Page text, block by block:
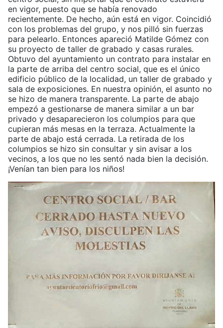
en vigor, puesto que se había renovado
recientemente. De hecho, aún está en vigor. Coincidió
con los problemas del grupo, y nos pilló sin fuerzas
para pelearlo. Entonces apareció Matilde Gómez con
su proyecto de taller de grabado y casas rurales.
Obtuvo del ayuntamiento un contrato para instalar en
la parte de arriba del centro social, que es el único
edificio público de la localidad, un taller de grabado y
sala de exposiciones. En nuestra opinión, el asunto no
se hizo de manera transparente. La parte de abajo
empezó a gestionarse de manera similar a un bar
privado y desaparecieron los columpios para que
cupieran más mesas en la terraza. Actualmente la
parte de abajo está cerrada. La retirada de los
columpios se hizo sin consultar y sin avisar a los
vecinos, a los que no les sentó nada bien la decisión.
¡Venían tan bien para los niños!